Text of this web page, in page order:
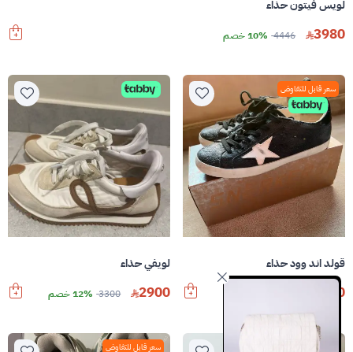
لويس فيتون حذاء
3980
4446 10% خصم
سعر قابل للتفاوض
قولد اند وود حذاء
1200
لويفي حذاء
2900
3300 12% خصم
سعر قابل للتفاوض سعر قابل للتفاوض